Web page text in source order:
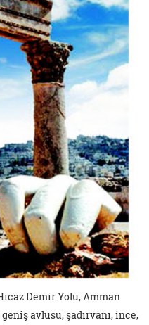
Demir Yolu, Amman
avlusu, şadırvanı, ince,